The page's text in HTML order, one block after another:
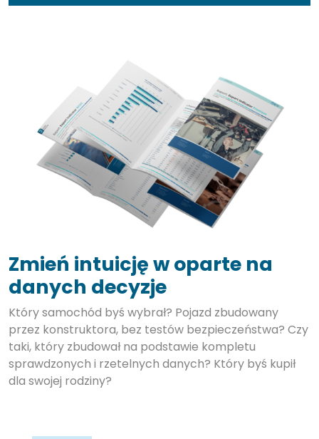
Zmień intuicję w oparte na
danych decyzje
Który samochód byś wybrał? Pojazd zbudowany
przez konstruktora, bez testów bezpieczeństwa? Czy
taki, który zbudował na podstawie kompletu
sprawdzonych i rzetelnych danych? Który byś kupił
dla swojej rodziny?